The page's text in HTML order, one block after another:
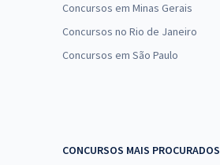
Concursos em Minas Gerais
Concursos no Rio de Janeiro
Concursos em São Paulo
CONCURSOS MAIS PROCURADOS